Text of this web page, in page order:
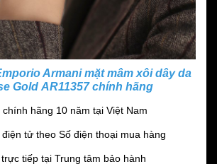
Armani mặt mâm xôi dây da
Gold AR11357 chính hãng
chính hãng 10 năm tại Việt Nam
điện tử theo Số điện thoại mua hàng
trực tiếp tại Trung tâm bảo hành